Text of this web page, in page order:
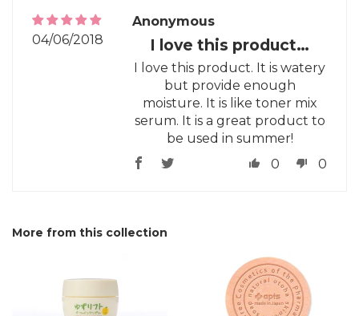
04/06/2018
Anonymous
I love this product…
I love this product. It is watery
but provide enough
moisture. It is like toner mix
serum. It is a great product to
be used in summer!
0
0
More from this collection